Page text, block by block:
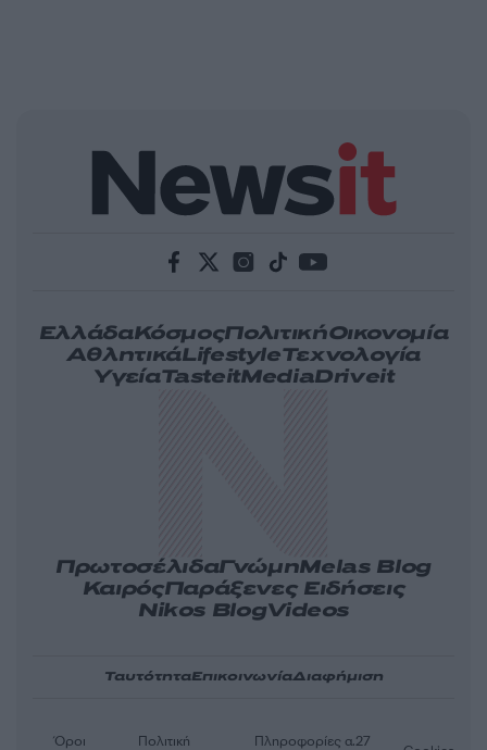
ΕλλάδαΚόσμοςΠολιτικήΟικονομία
ΑθλητικάLifestyleΤεχνολογία
ΥγείαTasteitMediaDriveit
ΠρωτοσέλιδαΓνώμηMelas Blog
ΚαιρόςΠαράξενες Ειδήσεις
Nikos BlogVideos
ΤαυτότηταΕπικοινωνίαΔιαφήμιση
Όροι Πολιτική Πληροφορίες α.27